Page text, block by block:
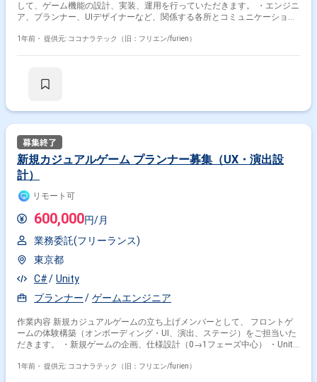
して、ゲーム機能の設計、実装、運用を行っていただきます。 ・エンジニ
ア、プランナー、UIデザイナーなど、関係する各所とコミュニケーション
も重要な業務となります。
1年前・ 提供元: ココナラテック（旧：フリエン/furien）
新規カジュアルゲーム プランナー募集（UX・演出設
計）
リモート可
600,000円/月
業務委託(フリーランス)
東京都
C#
Unity
プランナー
ゲームエンジニア
作業内容 新規カジュアルゲームの立ち上げメンバーとして、 フロントゲ
ームの体験構築（オンボーディング・UI、演出、ステージ）をご担当いた
だきます。 ・新規ゲームの企画、仕様設計（0→1フェーズ中心） ・Unity
のディレクション ・KPI分析に基づいた課題抽出と改善提案 ・海外ゲーム
1年前・ 提供元: ココナラテック（旧：フリエン/furien）